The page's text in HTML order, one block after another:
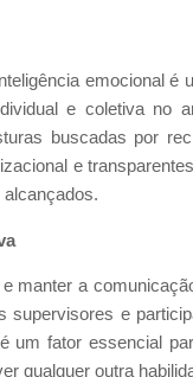
emocional é
e coletiva
buscadas por
e
manter a
supervisores e
um fator essencial
qualquer outra